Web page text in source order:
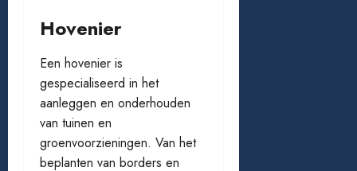
Hovenier
Een hovenier is
gespecialiseerd in het
aanleggen en onderhouden
van tuinen en
groenvoorzieningen. Van het
beplanten van borders en